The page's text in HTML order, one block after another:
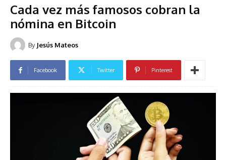
Cada vez más famosos cobran la
nómina en Bitcoin
By Jesús Mateos
Facebook Twitter Pinterest